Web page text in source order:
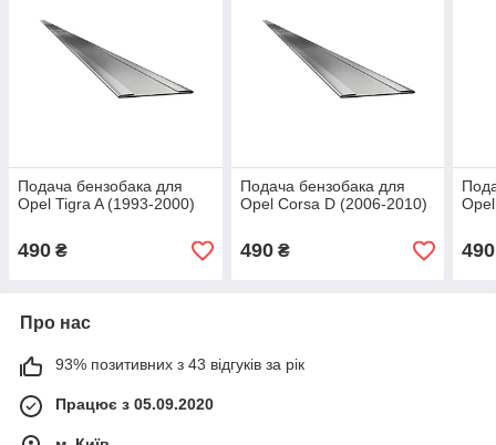
Подача бензобака для
Opel Tigra A (1993-2000)
490 ₴
Подача бензобака для
Opel Corsa D (2006-2010)
490₴ 490
Про нас
93% позитивних з 43 відгуків за рік
Працює з 05.09.2020